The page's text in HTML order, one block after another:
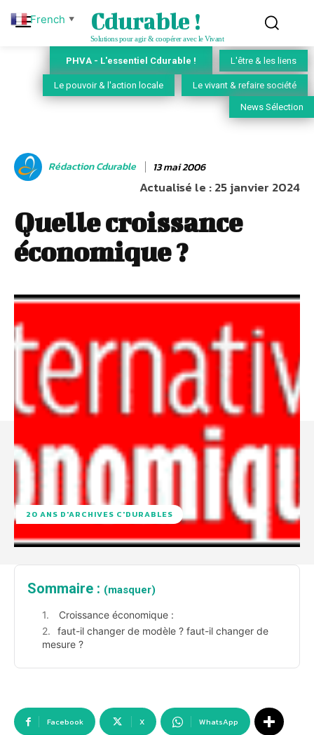
Cdurable !
Solutions pour agir & coopérer avec le Vivant
PHVA - L'essentiel Cdurable ! L'être & les liens
Le pouvoir & l'action locale Le vivant & refaire société
News Sélection
Rédaction Cdurable 13 mai 2006
Actualisé le :25 janvier 2024
Quelle croissance
économique ?
20 ANS D'ARCHIVES C'DURABLES
Sommaire : (masquer)
Croissance économique :
faut-il changer de modèle ? faut-il changer de
mesure ?
Facebook X WhatsApp
French ▼